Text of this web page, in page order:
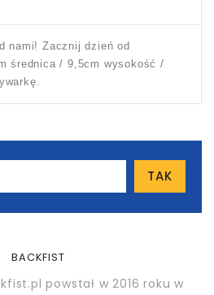
nami! Zacznij dzień od
średnica / 9,5cm wysokość /
powstał w 2016 roku w